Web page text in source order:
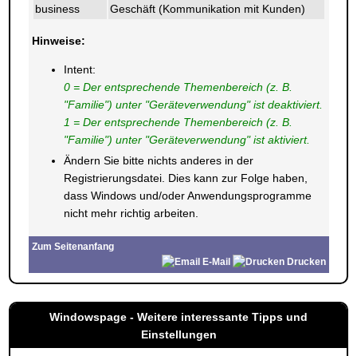
business
Geschäft (Kommunikation mit Kunden)
Hinweise:
Intent:
0 = Der entsprechende Themenbereich (z. B.
"Familie") unter "Geräteverwendung" ist deaktiviert.
1 = Der entsprechende Themenbereich (z. B.
"Familie") unter "Geräteverwendung" ist aktiviert.
Ändern Sie bitte nichts anderes in der
Registrierungsdatei. Dies kann zur Folge haben,
dass Windows und/oder Anwendungsprogramme
nicht mehr richtig arbeiten.
Zum Seitenanfang
E-Mail
Drucken
Windowspage - Weitere interessante Tipps und
Einstellungen